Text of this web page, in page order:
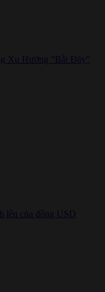
Xu Hướng "Bắt Đáy"
lên của đồng USD